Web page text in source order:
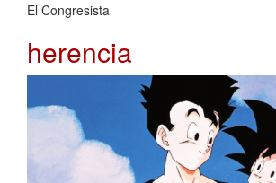
El Congresista
herencia